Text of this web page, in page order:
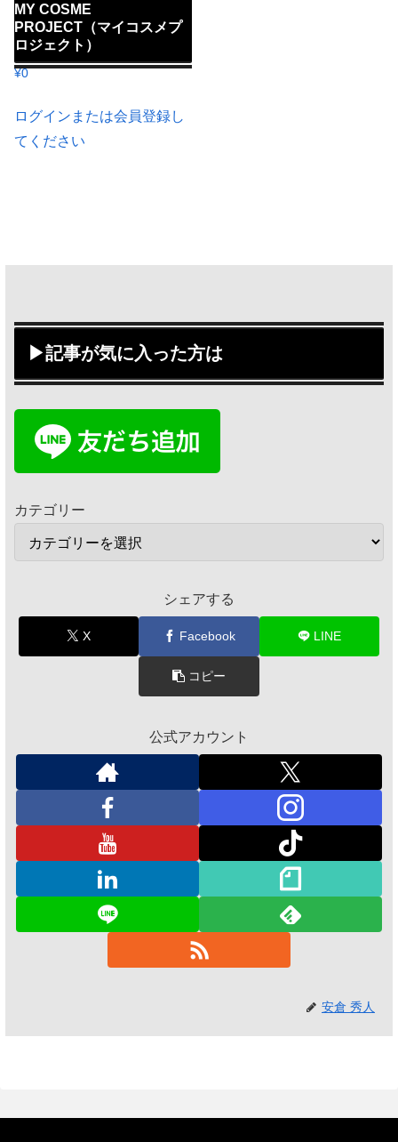
MY COSME
PROJECT（マイコスメプ
ロジェクト）
¥0
ログインまたは会員登録し
てください
▶記事が気に入った方は
カテゴリー
シェアする
X Facebook LINE
コピー
公式アカウント
安倉 秀人